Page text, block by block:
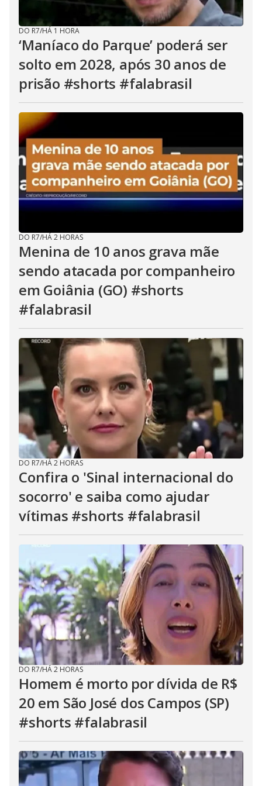
DO R7/HÁ 1 HORA
‘Maníaco do Parque’ poderá ser
solto em 2028, após 30 anos de
prisão #shorts #falabrasil
DO R7/HÁ 2 HORAS
Menina de 10 anos grava mãe
sendo atacada por companheiro
em Goiânia (GO) #shorts
#falabrasil
DO R7/HÁ 2 HORAS
Confira o 'Sinal internacional do
socorro' e saiba como ajudar
vítimas #shorts #falabrasil
DO R7/HÁ 2 HORAS
Homem é morto por dívida de R$
20 em São José dos Campos (SP)
#shorts #falabrasil